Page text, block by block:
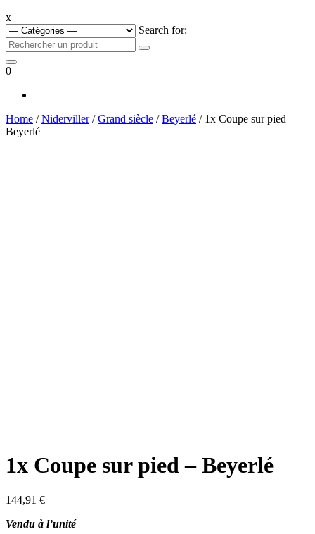
x
Search for:
0
Home /Niderviller/Grand siècle /Beyerlé / 1x Coupe sur pied –
Beyerlé
1x Coupe sur pied – Beyerlé
144,91 €
Vendu à l’unité